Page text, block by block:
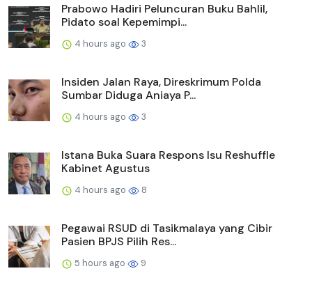
Prabowo Hadiri Peluncuran Buku Bahlil,
Pidato soal Kepemimpi...
4 hours ago 3
Insiden Jalan Raya, Direskrimum Polda
Sumbar Diduga Aniaya P...
4 hours ago 3
Istana Buka Suara Respons Isu Reshuffle
Kabinet Agustus
4 hours ago 8
Pegawai RSUD di Tasikmalaya yang Cibir
Pasien BPJS Pilih Res...
5 hours ago 9